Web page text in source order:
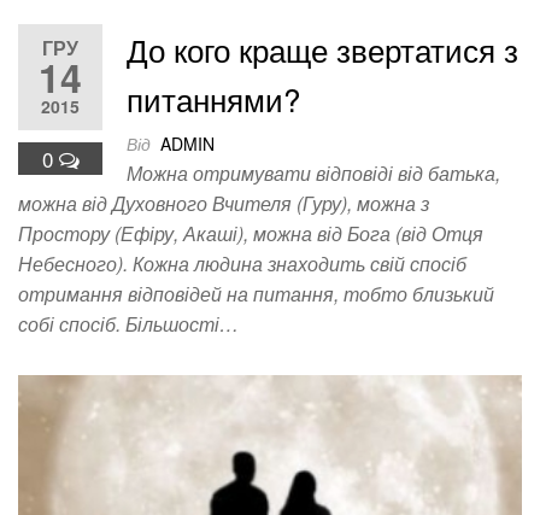
ГРУ
14
2015
0
До кого краще звертатися з
питаннями?
Від ADMIN
Можна отримувати відповіді від батька,
можна від Духовного Вчителя (Гуру), можна з
Простору (Ефіру, Акаші), можна від Бога (від Отця
Небесного). Кожна людина знаходить свій спосіб
отримання відповідей на питання, тобто близький
собі спосіб. Більшості…